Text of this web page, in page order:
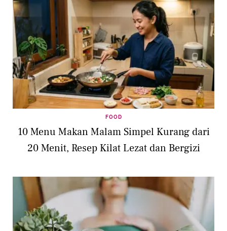
FOOD
10 Menu Makan Malam Simpel Kurang dari
20 Menit, Resep Kilat Lezat dan Bergizi